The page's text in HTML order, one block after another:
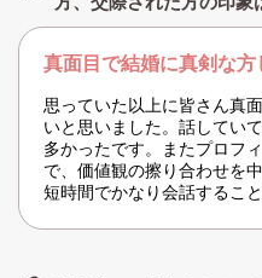
真面目で結婚に真剣な方
思っていた以上に皆さん真
いと思いました。話してい
多かったです。またプロフ
で、価値観の擦り合わせを
短時間でかなり会話するこ